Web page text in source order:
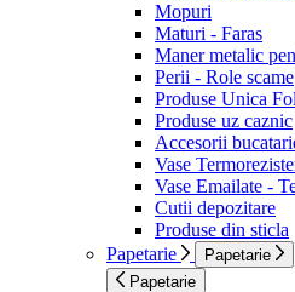
Mopuri
Maturi - Faras
Maner metalic
Perii - Role scame
Produse Unica
Produse uz caznic
Accesorii
Vase
Vase Emailate -
Cutii depozitare
Produse din sticla
Papetarie
Papetarie
Papetarie